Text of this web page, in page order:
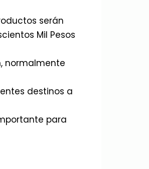
serán
Mil Pesos
normalmente
destinos a
para